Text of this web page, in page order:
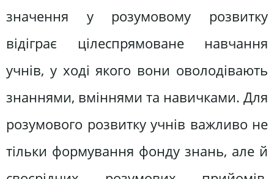
значення у розумовому розвитку
відіграє цілеспрямоване навчання
учнів, у ході якого вони оволодівають
знаннями, вміннями та навичками. Для
розумового розвитку учнів важливо не
тільки формування фонду знань, але й